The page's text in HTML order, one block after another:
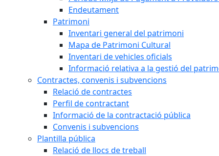
Endeutament
Patrimoni
Inventari general del patrimoni
Mapa de Patrimoni Cultural
Inventari de vehicles oficials
Informació relativa a la gestió del
Contractes, convenis i subvencions
Relació de contractes
Perfil de contractant
Informació de la contractació pública
Convenis i subvencions
Plantilla pública
Relació de llocs de treball